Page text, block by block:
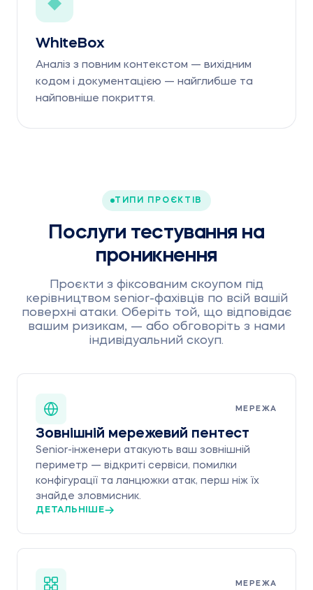
WhiteBox
Аналіз з повним контекстом — вихідним
кодом і документацією — найглибше та
найповніше покриття.
ТИПИ ПРОЄКТІВ
Послуги тестування на
проникнення
Проєкти з фіксованим скоупом під
керівництвом senior-фахівців по всій вашій
поверхні атаки. Оберіть той, що відповідає
вашим ризикам, — або обговоріть з нами
індивідуальний скоуп.
МЕРЕЖА
Зовнішній мережевий пентест
Senior-інженери атакують ваш зовнішній
периметр — відкриті сервіси, помилки
конфігурації та ланцюжки атак, перш ніж їх
знайде зловмисник.
ДЕТАЛЬНІШЕ
МЕРЕЖА